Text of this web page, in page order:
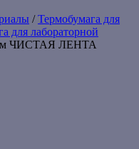
/Термобумага для
для лабораторной
ЧИСТАЯ ЛЕНТА